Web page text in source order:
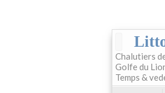
Chalutiers
Golfe du
Temps &